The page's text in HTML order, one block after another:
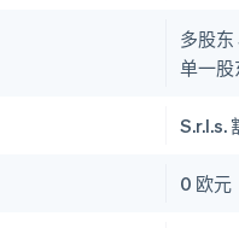
多股东
单一股
S.r.l.s.
0 欧元